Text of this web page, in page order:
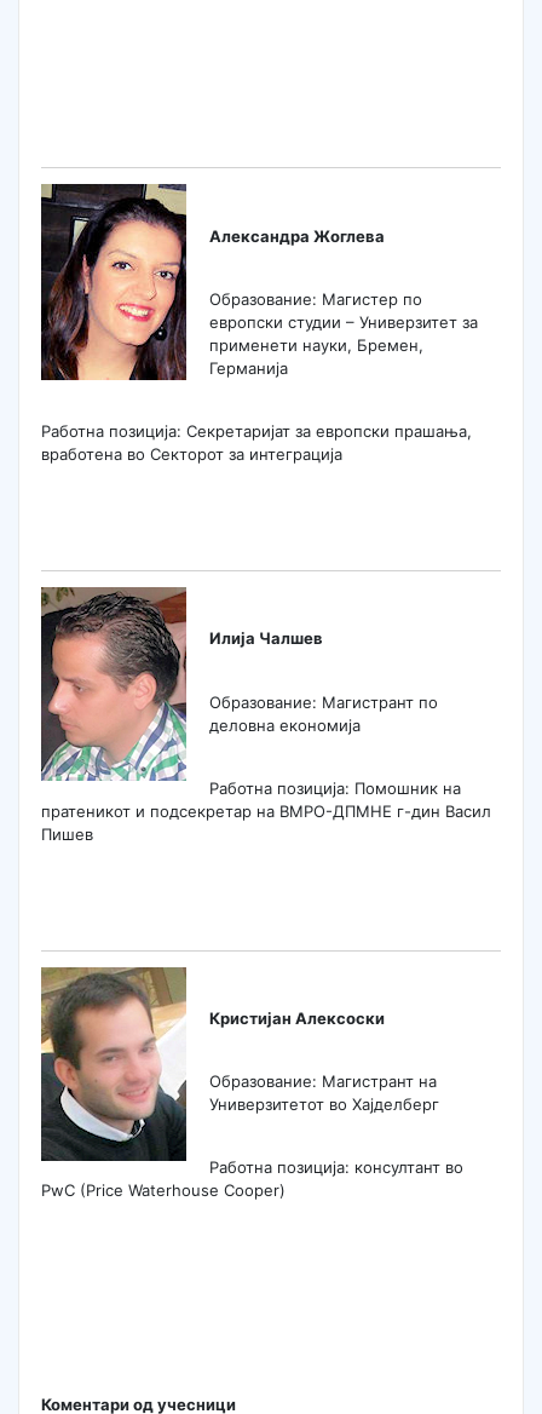
Александра Жоглева
Образование: Магистер по
европски студии – Универзитет за
применети науки, Бремен,
Германија
Работна позиција: Секретаријат за европски прашања,
вработена во Секторот за интеграција
Илија Чалшев
Образование: Магистрант по
деловна економија
Работна позиција: Помошник на
пратеникот и подсекретар на ВМРО-ДПМНЕ г-дин Васил
Пишев
Кристијан Алексоски
Образование: Магистрант на
Универзитетот во Хајделберг
Работна позиција: консултант во
PwC (Price Waterhouse Cooper)
Коментари од учесници